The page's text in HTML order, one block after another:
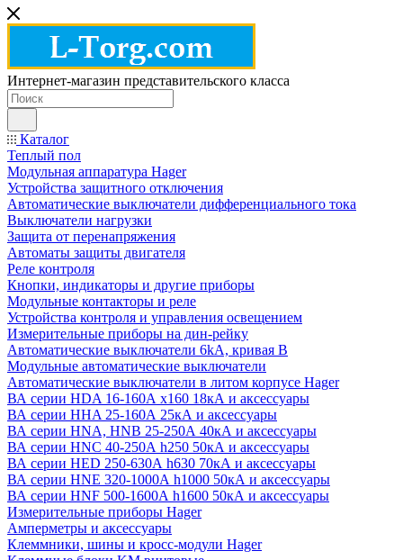
Интернет-магазин представительского класса
Каталог
Теплый пол
Модульная аппаратура Hager
Устройства защитного отключения
Автоматические выключатели дифференциального тока
Выключатели нагрузки
Защита от перенапряжения
Автоматы защиты двигателя
Реле контроля
Кнопки, индикаторы и другие приборы
Модульные контакторы и реле
Устройства контроля и управления освещением
Измерительные приборы на дин-рейку
Автоматические выключатели 6kA, кривая В
Модульные автоматические выключатели
Автоматические выключатели в литом корпусе Hager
ВА серии HDA 16-160А x160 18кА и аксессуары
ВА серии HHA 25-160А 25кА и аксессуары
ВА серии HNA, HNB 25-250А 40кА и аксессуары
ВА серии HNC 40-250А h250 50кА и аксессуары
ВА серии HED 250-630А h630 70кА и аксессуары
ВА серии HNE 320-1000А h1000 50кА и аксессуары
ВА серии HNF 500-1600А h1600 50кА и аксессуары
Измерительные приборы Hager
Амперметры и аксессуары
Клеммники, шины и кросс-модули Hager